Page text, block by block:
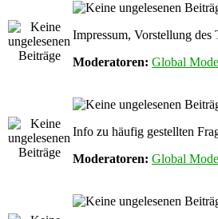
Impressum, Vorstellung des
Moderatoren: Global
Info zu häufig gestellten
Moderatoren: Global